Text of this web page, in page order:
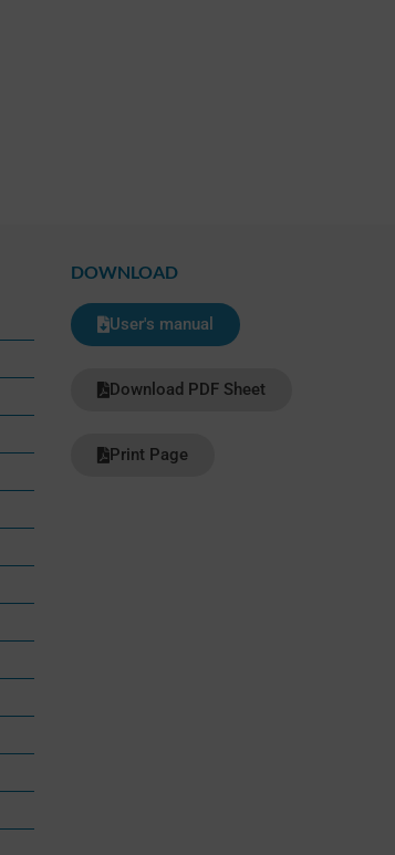
DOWNLOAD
User's manual
Download PDF Sheet
Print Page